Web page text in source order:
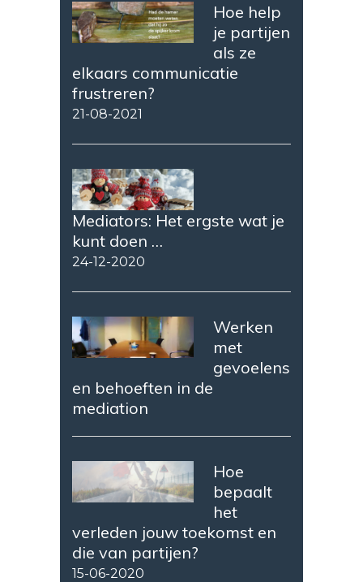
Hoe help
je partijen
als ze
elkaars communicatie
frustreren?
21-08-2021
Mediators: Het ergste wat je
kunt doen …
24-12-2020
Werken
met
gevoelens
en behoeften in de
mediation
Hoe
bepaalt
het
verleden jouw toekomst en
die van partijen?
15-06-2020